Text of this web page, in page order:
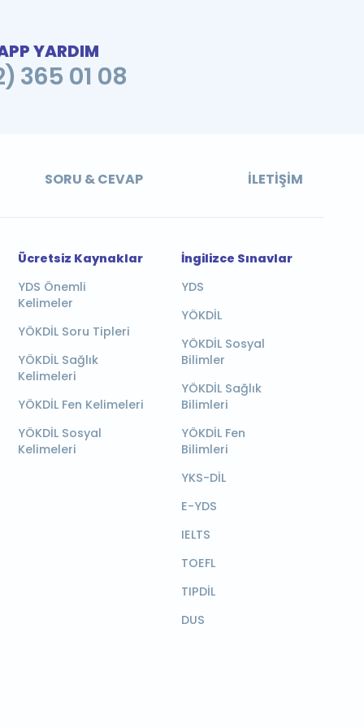
YARDIM
365 01 08
SORU & CEVAP İLETIŞIM
Ücretsiz Kaynaklar
YDS Önemli
Kelimeler
YÖKDİL Soru Tipleri
YÖKDİL Sağlık
Kelimeleri
YÖKDİL Fen Kelimeleri
YÖKDİL Sosyal
Kelimeleri
İngilizce Sınavlar
YDS
YÖKDİL
YÖKDİL Sosyal
Bilimler
YÖKDİL Sağlık
Bilimleri
YÖKDİL Fen
Bilimleri
YKS-DİL
E-YDS
IELTS
TOEFL
TIPDİL
DUS